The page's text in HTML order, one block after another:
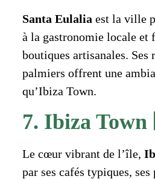
Santa Eulalia est la ville
à la gastronomie locale et
boutiques artisanales. Ses
palmiers offrent une
qu’Ibiza Town.
7. Ibiza
Le cœur vibrant de l’île,
par ses cafés typiques,